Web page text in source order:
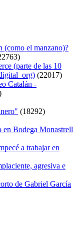
(como el manzano)?
(parte de las 10
(22017)
Catalán -
(18292)
Bodega Monastrell
a trabajar en
agresiva e
de Gabriel García